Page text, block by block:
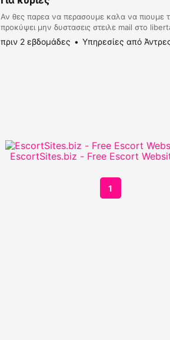
Αν θες παρεα να περασουμε καλα να πιουμε
προκύψει μην δυστασεις στειλε mail στο
πριν 2 εβδομάδες Υπηρεσίες από
EscortSites.biz - Free Escort
1